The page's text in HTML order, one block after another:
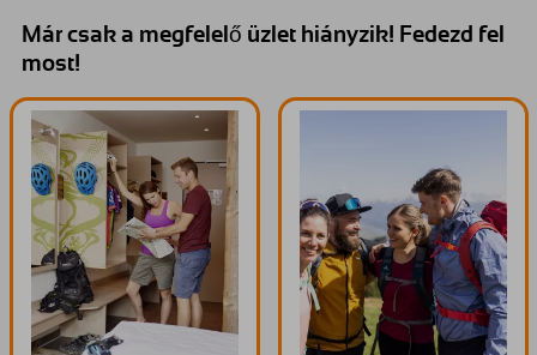
Már csak a megfelelő üzlet hiányzik! Fedezd fel
most!